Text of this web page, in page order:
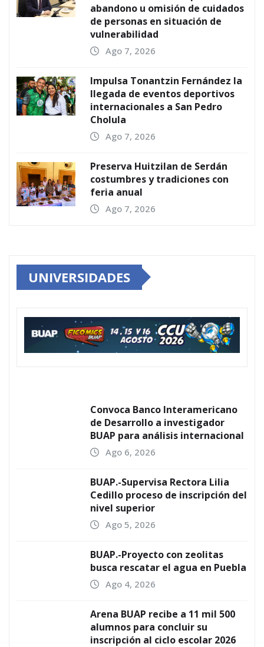
abandono u omisión de cuidados
de personas en situación de
vulnerabilidad
Ago 7, 2026
Impulsa Tonantzin Fernández la
llegada de eventos deportivos
internacionales a San Pedro
Cholula
Ago 7, 2026
Preserva Huitzilan de Serdán
costumbres y tradiciones con
feria anual
Ago 7, 2026
UNIVERSIDADES
Convoca Banco Interamericano
de Desarrollo a investigador
BUAP para análisis internacional
Ago 6, 2026
BUAP.-Supervisa Rectora Lilia
Cedillo proceso de inscripción del
nivel superior
Ago 5, 2026
BUAP.-Proyecto con zeolitas
busca rescatar el agua en Puebla
Ago 4, 2026
Arena BUAP recibe a 11 mil 500
alumnos para concluir su
inscripción al ciclo escolar 2026